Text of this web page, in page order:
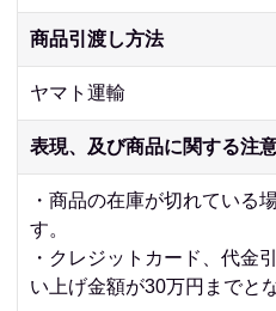
商品引渡し方法
ヤマト運輸
表現、及び商品に関する注
・商品の在庫が切れている
す。
・クレジットカード、代金
い上げ金額が30万円までと